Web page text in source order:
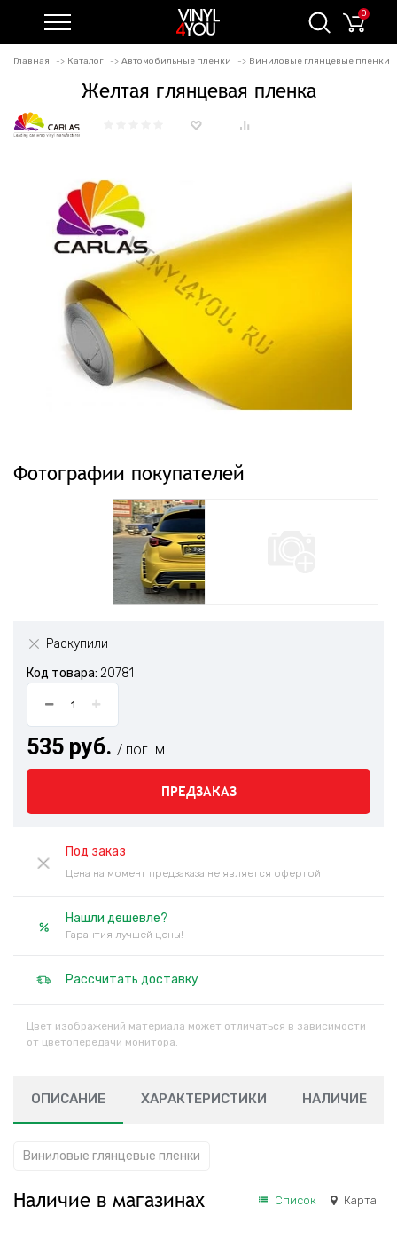
0
Главная Каталог Автомобильные пленки Виниловые глянцевые пленки
Желтая глянцевая пленка
Фотографии покупателей
Раскупили
Код товара: 20781
535 руб. / пог. м.
ПРЕДЗАКАЗ
Под заказ
Цена на момент предзаказа не является офертой
Нашли дешевле?
Гарантия лучшей цены!
Рассчитать доставку
Цвет изображений материала может отличаться в зависимости
от цветопередачи монитора.
ОПИСАНИЕ ХАРАКТЕРИСТИКИ НАЛИЧИЕ
Виниловые глянцевые пленки
Наличие в магазинах Список Карта